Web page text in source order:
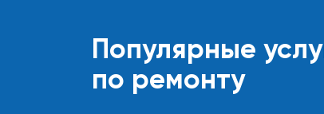
Популярные
по ремонту